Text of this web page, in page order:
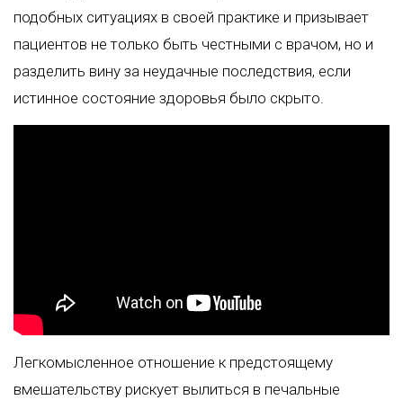
подобных ситуациях в своей практике и призывает
пациентов не только быть честными с врачом, но и
разделить вину за неудачные последствия, если
истинное состояние здоровья было скрыто.
Легкомысленное отношение к предстоящему
вмешательству рискует вылиться в печальные